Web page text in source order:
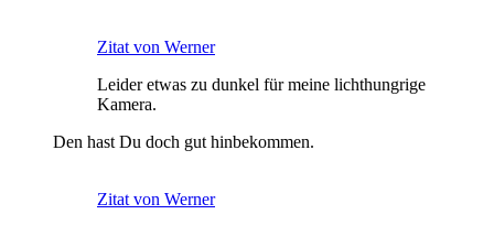
Zitat von Werner
Leider etwas zu dunkel für meine lichthungrige
Kamera.
Den hast Du doch gut hinbekommen.
Zitat von Werner